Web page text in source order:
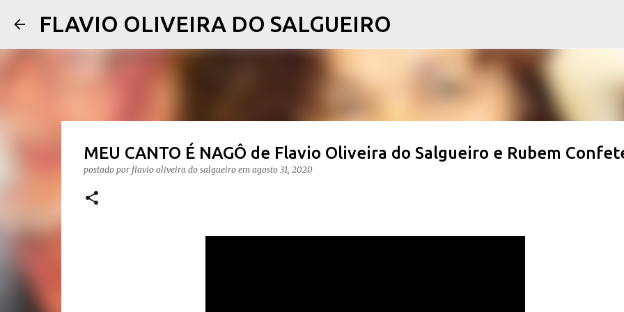
FLAVIO OLIVEIRA DO SALGUEIRO
MEU CANTO É NAGÔ de Flavio Oliveira do Salgueiro e Rubem
postado por flavio oliveira do salgueiro em agosto 31, 2020